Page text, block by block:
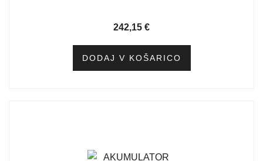
242,15 €
DODAJ V KOŠARICO